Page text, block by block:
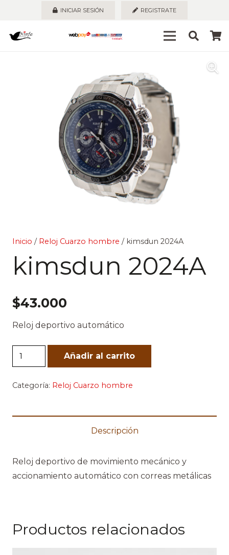
INICIAR SESIÓN REGISTRATE
Inicio / Reloj Cuarzo hombre / kimsdun 2024A
kimsdun 2024A
$43.000
Reloj deportivo automático
kimsdun
2024A
cantidad
Añadir al carrito
Categoría: Reloj Cuarzo hombre
Descripción
Reloj deportivo de movimiento mecánico y
accionamiento automático con correas metálicas
Productos relacionados